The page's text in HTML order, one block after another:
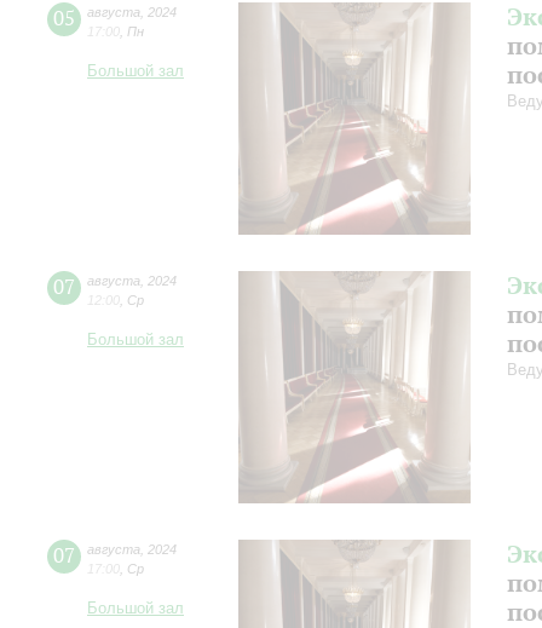
05 августа
2024
17:00 Пн
Большой зал
07 августа
2024
12:00 Ср
Большой зал
07 августа
2024
17:00 Ср
Большой зал